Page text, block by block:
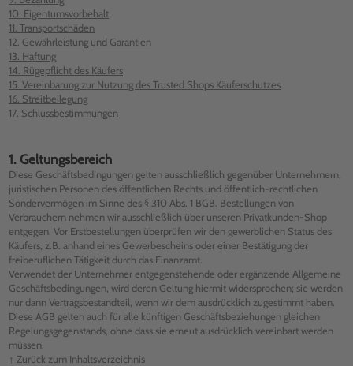
10. Eigentumsvorbehalt
11. Transportschäden
12. Gewährleistung und Garantien
13. Haftung
14. Rügepflicht des Käufers
15. Vereinbarung zur Nutzung des Trusted Shops Käuferschutzes
16. Streitbeilegung
17. Schlussbestimmungen
1. Geltungsbereich
Diese Geschäftsbedingungen gelten ausschließlich gegenüber Unternehmern,
juristischen Personen des öffentlichen Rechts und öffentlich-rechtlichen
Sondervermögen im Sinne des § 310 Abs. 1 BGB. Bestellungen von
Verbrauchern nehmen wir ausschließlich über unseren Privatkunden-Shop
entgegen. Vor Erstbestellungen überprüfen wir den gewerblichen Status des
Käufers, z.B. anhand eines Gewerbescheins oder einer Bestätigung der
freiberuflichen Tätigkeit durch das Finanzamt.
Verwendet der Unternehmer entgegenstehende oder ergänzende Allgemeine
Geschäftsbedingungen, wird deren Geltung hiermit widersprochen; sie werden
nur dann Vertragsbestandteil, wenn wir dem ausdrücklich zugestimmt haben.
Diese AGB gelten auch für alle künftigen Geschäftsbeziehungen gleichen
Regelungsgegenstands, ohne dass sie erneut ausdrücklich vereinbart werden
müssen.
↑ Zurück zum Inhaltsverzeichnis